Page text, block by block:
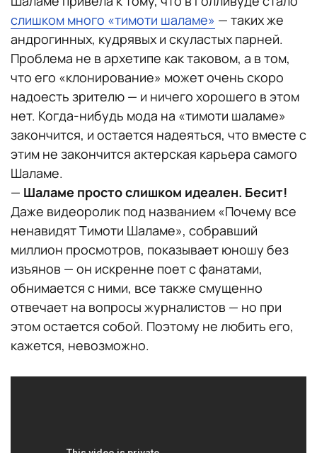
слишком много «тимоти шаламе» — таких же
андрогинных, кудрявых и скуластых парней.
Проблема не в архетипе как таковом, а в том,
что его «клонирование» может очень скоро
надоесть зрителю — и ничего хорошего в этом
нет. Когда-нибудь мода на «тимоти шаламе»
закончится, и остается надеяться, что вместе с
этим не закончится актерская карьера самого
Шаламе.
— Шаламе просто слишком идеален. Бесит!
Даже видеоролик под названием «Почему все
ненавидят Тимоти Шаламе», собравший
миллион просмотров, показывает юношу без
изъянов — он искренне поет с фанатами,
обнимается с ними, все также смущенно
отвечает на вопросы журналистов — но при
этом остается собой. Поэтому не любить его,
кажется, невозможно.